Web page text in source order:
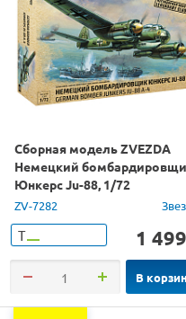
Сборная модель ZVEZDA
Немецкий
Юнкерс Ju-88, 1/72
ZV-7282
Т 1 499
В